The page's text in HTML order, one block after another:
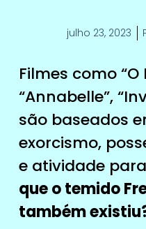
julho 23, 2023
Filmes como “O
“Annabelle”,
são baseados
exorcismo,
e atividade
que o temido
também